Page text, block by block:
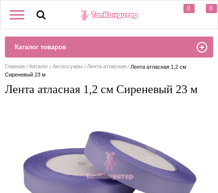
0 0
Каталог товаров
Главная Каталог Аксессуары Лента атласная
Лента атласная 1,2 см
Сиреневый 23 м
Лента атласная 1,2 см Сиреневый 23 м